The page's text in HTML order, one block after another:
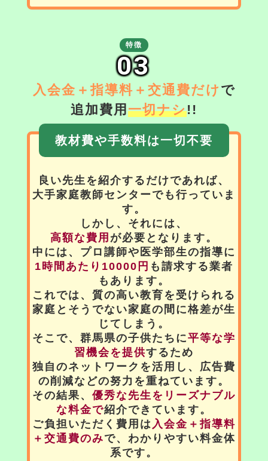
特徴
03
入会金＋指導料＋交通費だけ で
追加費用 一切ナシ!!
教材費や手数料は一切不要
良い先生を紹介するだけであれば、
大手家庭教師センターでも行っていま
す。
しかし、それには、
高額な費用 が必要となります。
中には、プロ講師や医学部生の指導に
1時間あたり10000円 も請求する業者
もあります。
これでは、質の高い教育を受けられる
家庭とそうでない家庭の間に格差が生
じてしまう。
そこで、群馬県の子供たちに平等な学
習機会を提供するため
独自のネットワークを活用し、広告費
の削減などの努力を重ねています。
その結果、 優秀な先生をリーズナブル
な料金で紹介できています。
ご負担いただく費用は 入会金＋指導料
＋交通費のみで、わかりやすい料金体
系です。